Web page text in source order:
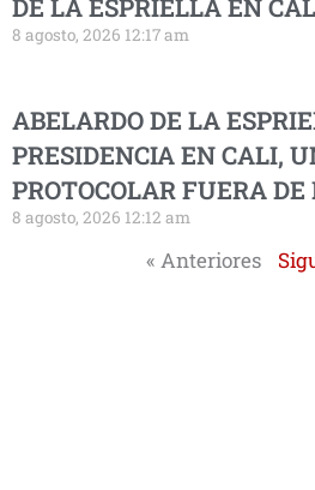
DE LA ESPRIELLA EN
8 agosto, 2026 12:17 am
ABELARDO DE LA
PRESIDENCIA EN CALI,
PROTOCOLAR FUERA DE
8 agosto, 2026 12:12 am
« Anteriores